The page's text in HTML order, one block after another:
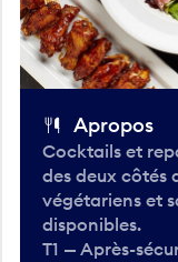
Apropos
Cocktails et
des deux côtés
végétariens et
disponibles.
T1 — Après-